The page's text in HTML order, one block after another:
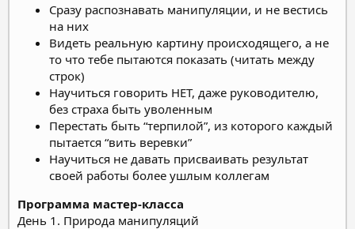
Сразу распознавать манипуляции, и не вестись
на них
Видеть реальную картину происходящего, а не
то что тебе пытаются показать (читать между
строк)
Научиться говорить НЕТ, даже руководителю,
без страха быть уволенным
Перестать быть “терпилой”, из которого каждый
пытается “вить веревки”
Научиться не давать присваивать результат
своей работы более ушлым коллегам
Программа мастер-класса
День 1. Природа манипуляций